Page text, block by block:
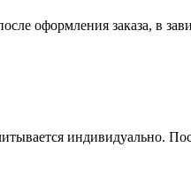
оформления заказа, в
индивидуально.